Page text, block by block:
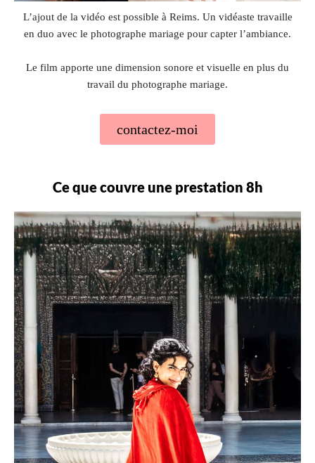
L’ajout de la vidéo est possible à Reims. Un vidéaste travaille
en duo avec le photographe mariage pour capter l’ambiance.
Le film apporte une dimension sonore et visuelle en plus du
travail du photographe mariage.
contactez-moi
Ce que couvre une prestation 8h